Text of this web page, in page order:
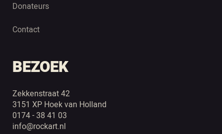
Donateurs
Contact
BEZOEK
Zekkenstraat 42
3151 XP Hoek van Holland
0174 - 38 41 03
info@rockart.nl